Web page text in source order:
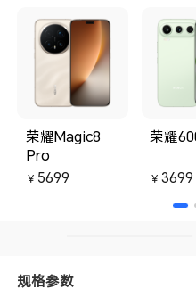
荣耀Magic8
Pro
￥ 5699
荣耀
￥ 3699
规格参数